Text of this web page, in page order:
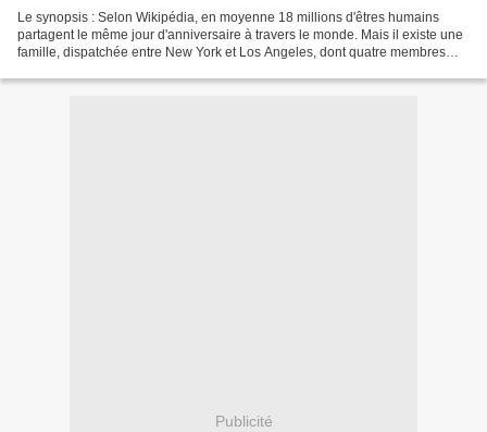
Le synopsis : Selon Wikipédia, en moyenne 18 millions d'êtres humains
partagent le même jour d'anniversaire à travers le monde. Mais il existe une
famille, dispatchée entre New York et Los Angeles, dont quatre membres
Publicité